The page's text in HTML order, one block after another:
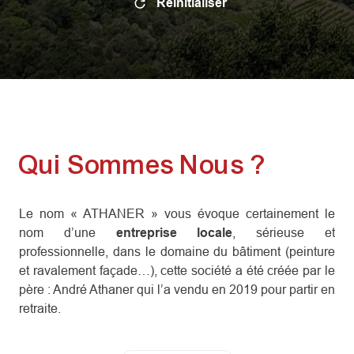
Qui Sommes Nous ?
Le nom « ATHANER » vous évoque certainement le
nom d’une entreprise locale , sérieuse et
professionnelle, dans le domaine du bâtiment (peinture
et ravalement façade…), cette société a été créée par le
père : André Athaner qui l’a vendu en 2019 pour partir en
retraite.